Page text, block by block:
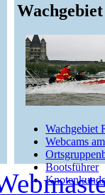
Wachgebiet
Webcams
Bootsführer